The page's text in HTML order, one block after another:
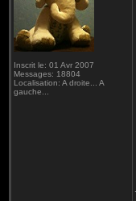
Inscrit le: 01 Avr 2007
Messages: 18804
Localisation: A droite... A
gauche...